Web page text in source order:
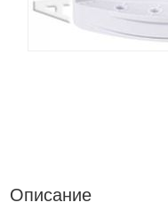
Описание